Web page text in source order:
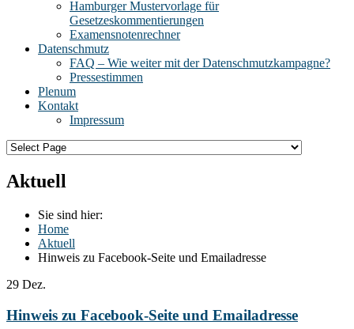
Hamburger Mustervorlage für
Gesetzeskommentierungen
Examensnotenrechner
Datenschmutz
FAQ – Wie weiter mit der Datenschmutzkampagne?
Pressestimmen
Plenum
Kontakt
Impressum
Aktuell
Sie sind hier:
Home
Aktuell
Hinweis zu Facebook-Seite und Emailadresse
29 Dez.
Hinweis zu Facebook-Seite und Emailadresse